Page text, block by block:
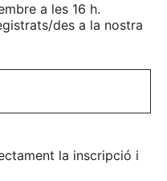
a les 16 h.
des a la nostra
la inscripció i